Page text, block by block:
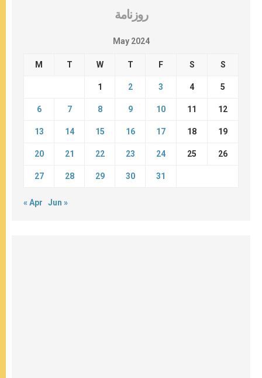
روزنامة
May 2024
M T W T F S S
1 2 3 4 5
6 7 8 9 10 11 12
13 14 15 16 17 18 19
20 21 22 23 24 25 26
27 28 29 30 31
« Apr Jun »